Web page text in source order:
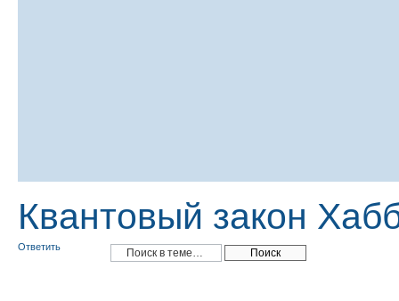
Квантовый закон
Ответить